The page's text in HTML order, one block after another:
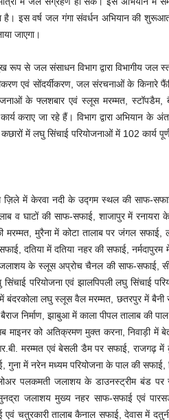
इस वर्ष जल गंगा संवर्धन अभियान की
जाएगा।
से जल संसाधन विभाग द्वारा विभागीय जल
एवं सोंदर्यीकरण, जल संरचनाओं के किनारे
के फ्लशबार एवं स्लूस मरम्मत, स्टॉपडैम,
कराए जा रहे हैं। विभाग द्वारा अभियान के
में लघु सिंचाई परियोजनाओं में 102 कार्य
ज़िले में केरवा नदी के उद्गम स्थल की साफ-
व घाटों की साफ-सफाई, शाजापुर में रनायरा
मरम्मत, मुरैना में कोटा तालाब पर जंगल सफाई,
दतिया में दतिया नहर की सफाई,
के स्लूस अप्रोच चैनल की साफ-सफाई,
परियोजना एवं झालपिपली लघु सिंचाई
बंदरकोला लघु स्लूस वैल मरम्मत, छतरपुर में बैनी
निर्माण, झाबुआ में काला पीपल तालाब की
माइनर को अतिक्रमण मुक्त करना, निवाड़ी में
मरम्मत एवं बेसली डैम पर सफाई, राजगढ़
में नरेन मध्यम परियोजना के पाल की सफाई,
पलकमती जलाशय के डाउनस्ट्रीम बंड पर
जलाशय मुख्य नहर साफ-सफाई एवं
चतुरकारी तालाब कैनाल सफाई, देवास में